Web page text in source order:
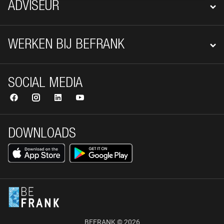
ADVISEUR
WERKEN BIJ BEFRANK
DOWNLOADS
SOCIAL MEDIA
BEFRANK © 2026